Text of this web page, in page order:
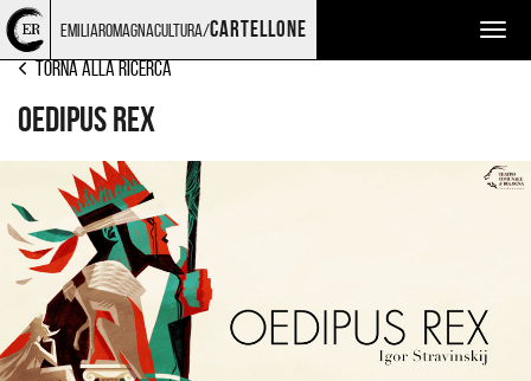
Torna
alla
home
Cerca
nel
sito
Salta
ai
contenuti
Salta
al
menu
emiliaromagnacultura/cartellone
LIRICA
Torna alla ricerca
OEDIPUS REX